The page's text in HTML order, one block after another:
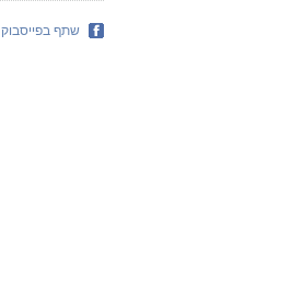
שתף בפייסבוק